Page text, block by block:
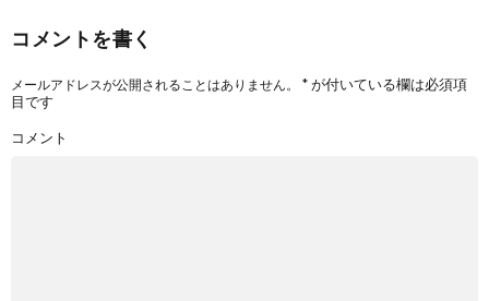
コメントを書く
メールアドレスが公開されることはありません。 *が付いている欄は必須項
目です
コメント